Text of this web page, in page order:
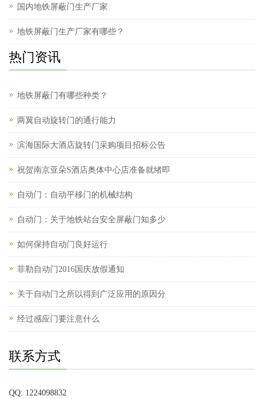
国内地铁屏蔽门生产厂家
地铁屏蔽门生产厂家有哪些？
热门资讯
地铁屏蔽门有哪些种类？
两翼自动旋转门的通行能力
滨海国际大酒店旋转门采购项目招标公告
祝贺南京亚朵S酒店奥体中心店准备就绪即
自动门：自动平移门的机械结构
自动门：关于地铁站台安全屏蔽门知多少
如何保持自动门良好运行
菲勒自动门2016国庆放假通知
关于自动门之所以得到广泛应用的原因分
经过感应门要注意什么
联系方式
QQ: 1224098832